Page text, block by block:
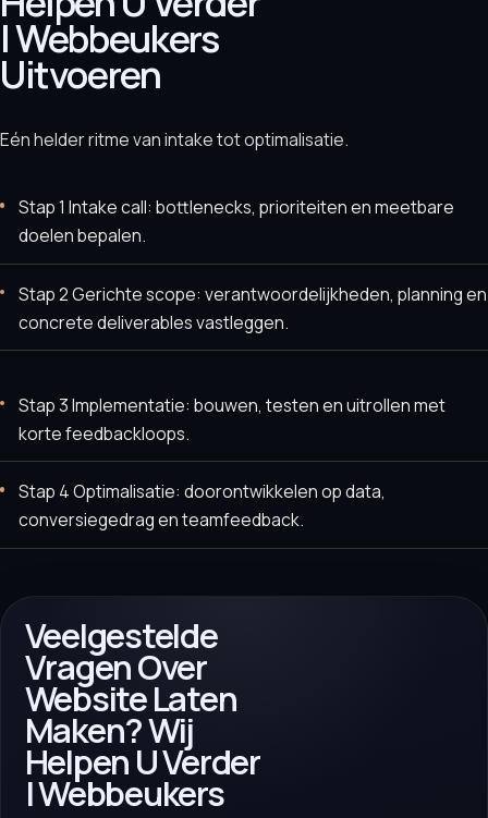
| Webbeukers
Uitvoeren
Eén helder ritme van intake tot optimalisatie.
Stap 1 Intake call: bottlenecks, prioriteiten en meetbare
doelen bepalen.
Stap 2 Gerichte scope: verantwoordelijkheden, planning en
concrete deliverables vastleggen.
Stap 3 Implementatie: bouwen, testen en uitrollen met
korte feedbackloops.
Stap 4 Optimalisatie: doorontwikkelen op data,
conversiegedrag en teamfeedback.
Veelgestelde
Vragen Over
Website Laten
Maken? Wij
Helpen U Verder
| Webbeukers